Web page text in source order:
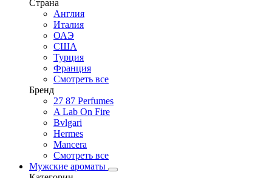
Страна
Англия
Италия
ОАЭ
США
Турция
Франция
Смотреть все
Бренд
27 87 Perfumes
A Lab On Fire
Bvlgari
Hermes
Mancera
Смотреть все
Мужские ароматы